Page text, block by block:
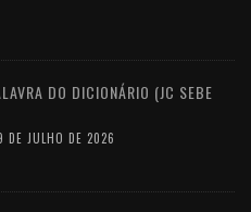
DO DICIONÁRIO (JC SEBE
DE JULHO DE 2026